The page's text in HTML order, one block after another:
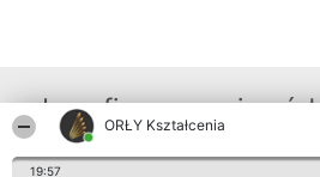
ORŁY Kształcenia
19:57
Inne firmy z